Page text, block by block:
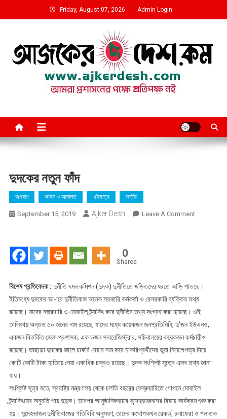
to
Friday, August 07, 2026 Admin Login
দুদকের নতুন ফাঁদ
অপরাধ আইন ও আদালত এইমাত্র জাতীয়
September 15, 2019 Ajker Desh Leave A CommentOn
0
Shares
বিশেষ প্রতিবেদক : দুর্নীতি দমন কমিশন (দুদক) দুর্নীতিতে জড়িতদের ধরতে আড়ি পাতছে।
ইতিমধ্যে দুদকের ভা-ারে দুর্নীতিবাজ অনেক সরকারি কর্মকর্তা ও বেসরকারি ব্যক্তির তথ্য
রয়েছে। যাদের নজরদারি ও মোবাইল ট্র্যাকিং করে দুর্নীতির তথ্য সংগ্রহ করা হয়েছে। ওই
তালিকায় অন্তত ৫০ জনের নাম রয়েছে, যাদের মধ্যে কয়েকজন জনপ্রতিনিধি, দু’জন ইউএনও,
একজন বিতর্কিত জেলা প্রশাসক, এক ডজন সাবরেজিস্ট্রার, সচিবালয়ের কয়েকজন কর্মচারীও
রয়েছে। তাছাড়া দুদকের জালে চাকরি দেয়ার নাম করে চাকরিপ্রর্থীদের ভুয়া নিয়োগপত্র দিয়ে
কোটি কোটি টাকা হাতিয়ে নেয়া একাধিক চক্রও রয়েছে। দুদক সংশ্লিষ্ট সূত্রে এসব তথ্য জানা
যায়।
সংশ্লিষ্ট সূত্র মতে, স্বরাষ্ট্র মন্ত্রণালয় থেকে চলতি বছরের ফেব্রুয়ারিতে গোপনে মোবাইল
ট্র্যাকিংয়ের অনুমতি পায় দুদুক। তারপর আনুষ্ঠানিকভাবে সন্দেহভাজনদের বিষয়ে কার্যক্রম শুরু করা
হয়। সন্দেহভাজন দুর্নীতিবাজের গতিবিধি অনুসরণ, তাদের কথোপকথন রেকর্ড, চলাফেরা ও পলাতক